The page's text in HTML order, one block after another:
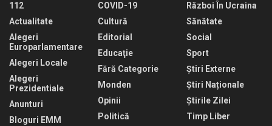
112
Actualitate
Alegeri
Europarlamentare
Alegeri Locale
Alegeri
Prezidentiale
Anunturi
Bloguri EMM
COVID-19
Cultură
Editorial
Educaţie
Fără Categorie
Monden
Opinii
Politică
Război În Ucraina
Sănătate
Social
Sport
Știri Externe
Știri Naționale
Știrile Zilei
Timp Liber